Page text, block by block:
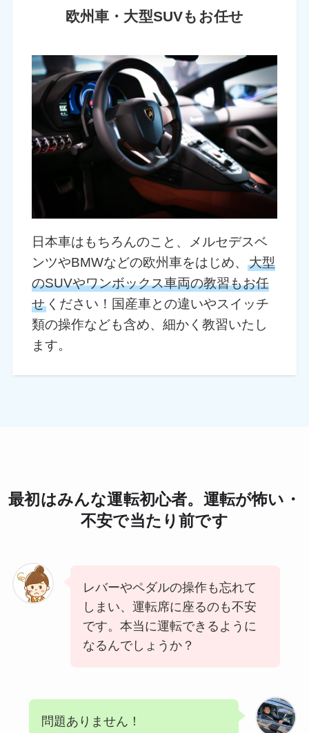
欧州車・大型SUVもお任せ
日本車はもちろんのこと、メルセデスベ
ンツやBMWなどの欧州車をはじめ、大型
のSUVやワンボックス車両の教習もお任
せ ください！国産車との違いやスイッチ
類の操作なども含め、細かく教習いたし
ます。
最初はみんな運転初心者。運転が怖い・
不安で当たり前です
レバーやペダルの操作も忘れて
しまい、運転席に座るのも不安
です。本当に運転できるように
なるんでしょうか？
問題ありません！